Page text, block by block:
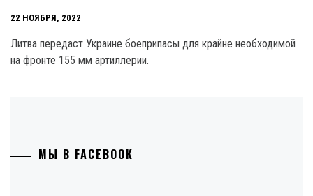
22 НОЯБРЯ, 2022
Литва передаст Украине боеприпасы для крайне необходимой
на фронте 155 мм артиллерии.
МЫ В FACEBOOK